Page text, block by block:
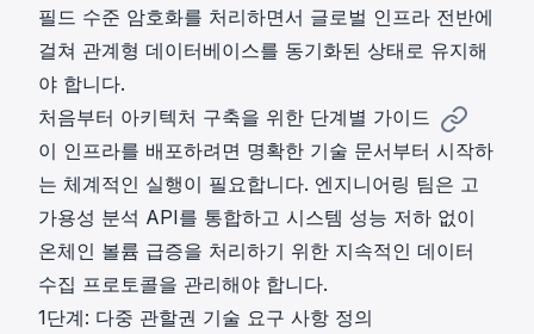
필드 수준 암호화를 처리하면서 글로벌 인프라 전반에
걸쳐 관계형 데이터베이스를 동기화된 상태로 유지해
야 합니다.
처음부터 아키텍처 구축을 위한 단계별 가이드
이 인프라를 배포하려면 명확한 기술 문서부터 시작하
는 체계적인 실행이 필요합니다. 엔지니어링 팀은 고
가용성 분석 API를 통합하고 시스템 성능 저하 없이
온체인 볼륨 급증을 처리하기 위한 지속적인 데이터
수집 프로토콜을 관리해야 합니다.
1단계: 다중 관할권 기술 요구 사항 정의